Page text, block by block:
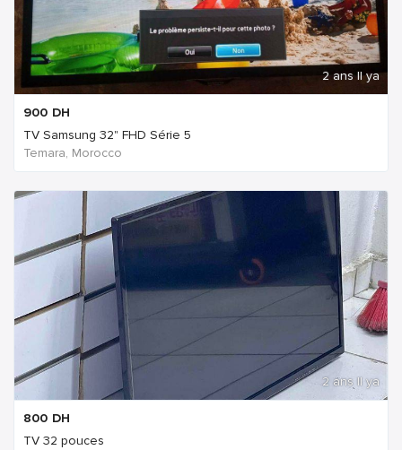
2 ans Il ya
900 DH
TV Samsung 32" FHD Série 5
Temara, Morocco
2 ans Il ya
800 DH
TV 32 pouces